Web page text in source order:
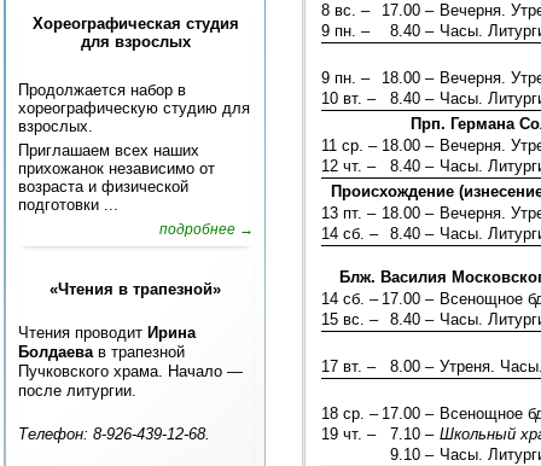
Хореографическая студия
для взрослых
Продолжается набор в
хореографическую студию для
взрослых.
Приглашаем всех наших
прихожанок независимо от
возраста и физической
подготовки ...
подробнее →
«Чтения в трапезной»
Чтения проводит Ирина
Болдаева в трапезной
Пучковского храма. Начало —
после литургии.
Телефон: 8-926-439-12-68.
8 вс. –
17.00 – Вечерня.
9 пн. –
8.40 – Часы.
9 пн. – 18.00 – Вечерня.
10 вт. –
8.40 – Часы.
Прп. Германа
11 ср. – 18.00 – Вечерня.
12 чт. –
8.40 – Часы.
Происхождение
13 пт. – 18.00 – Вечерня.
14 сб. –
8.40 – Часы.
Блж. Василия
14 сб. – 17.00 – Всенощное
15 вс. –
8.40 – Часы.
17 вт. – 8.00 – Утреня.
18 ср. – 17.00 – Всенощное
19 чт. –
7.10 – Школьный
9.10 – Часы.